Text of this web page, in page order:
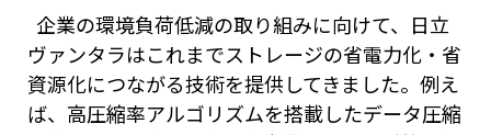
企業の環境負荷低減の取り組みに向けて、日立
ヴァンタラはこれまでストレージの省電力化・省
資源化につながる技術を提供してきました。例え
ば、高圧縮率アルゴリズムを搭載したデータ圧縮